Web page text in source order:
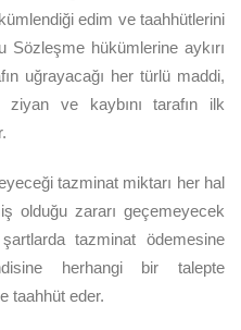
edim ve taahhütlerini
hükümlerine aykırı
uğrayacağı her türlü maddi,
ve kaybını tarafın ilk
tazminat miktarı her hal
olduğu zararı geçemeyecek
tazminat ödemesine
herhangi bir talepte
taahhüt eder.